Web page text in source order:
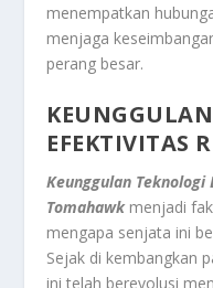
menempatkan
menjaga
perang besar.
EFEKTIVITAS
Keunggulan
Tomahawkmenjadi
mengapa senjata ini
Sejak di kembangkan
ini telah berevolusi